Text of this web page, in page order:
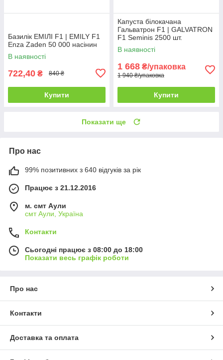
Базилік ЕМІЛІ F1 | EMILY F1
Enza Zaden 50 000 насінин
В наявності
722,40 ₴ 840 ₴
Купити
Капуста білокачана
Гальватрон F1 | GALVATRON
F1 Seminis 2500 шт.
В наявності
1 668 ₴/упаковка
1 940 ₴/упаковка
Купити
Показати ще
Про нас
99% позитивних з 640 відгуків за рік
Працює з 21.12.2016
м. смт Аули
смт Аули, Україна
Контакти
Сьогодні працює з 08:00 до 18:00
Показати весь графік роботи
Про нас
Контакти
Доставка та оплата